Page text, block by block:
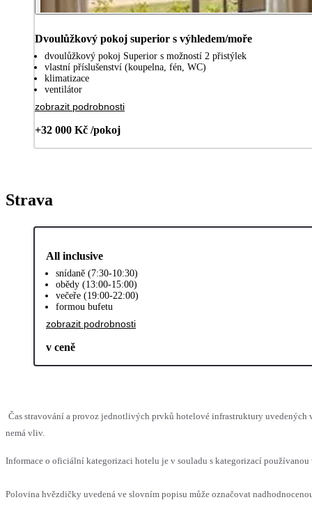
Dvoulůžkový pokoj superior s výhledem/moře
dvoulůžkový pokoj Superior s možností 2 přistýlek
vlastní příslušenství (koupelna, fén, WC)
klimatizace
ventilátor
zobrazit podrobnosti
+32 000 Kč /pokoj
Strava
All inclusive
snídaně (7:30-10:30)
obědy (13:00-15:00)
večeře (19:00-22:00)
formou bufetu
zobrazit podrobnosti
v ceně
Čas stravování a provoz jednotlivých prvků hotelové infrastruktury uvedených
nemá vliv.
Informace o oficiální kategorizaci hotelu je v souladu s kategorizací
Polovina hvězdičky uvedená ve slovním popisu může označovat